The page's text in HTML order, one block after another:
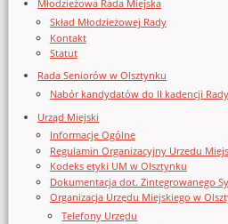
Młodzieżowa Rada Miejska
Skład Młodzieżowej Rady
Kontakt
Statut
Rada Seniorów w Olsztynku
Nabór kandydatów do II kadencji
Urząd Miejski
Informacje Ogólne
Regulamin Organizacyjny Urzedu
Kodeks etyki UM w Olsztynku
Dokumentacja dot. Zintegrowanego
Organizacja Urzędu Miejskiego w
Telefony Urzędu